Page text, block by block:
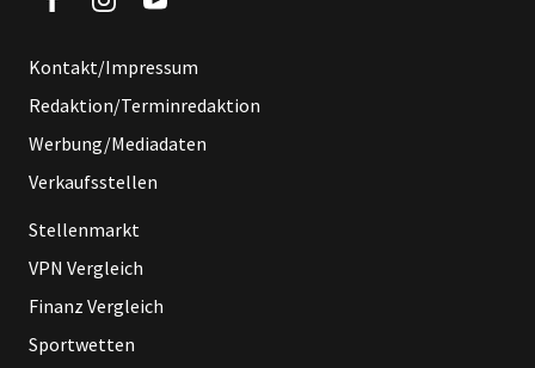
Kontakt/Impressum
Redaktion/Terminredaktion
Werbung/Mediadaten
Verkaufsstellen
Stellenmarkt
VPN Vergleich
Finanz Vergleich
Sportwetten